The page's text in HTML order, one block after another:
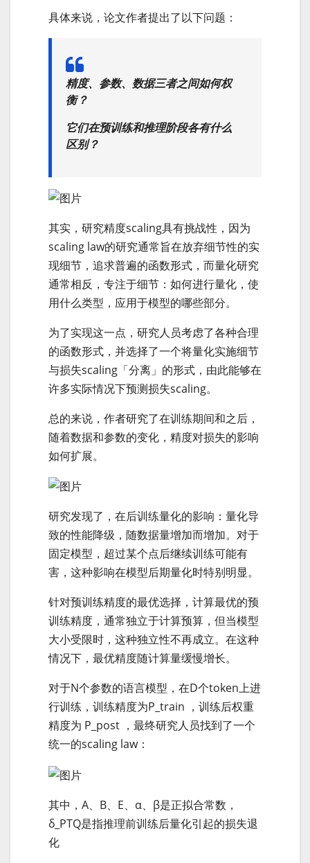
具体来说，论文作者提出了以下问题：
精度、参数、数据三者之间如何权
衡？
它们在预训练和推理阶段各有什么
区别？
其实，研究精度scaling具有挑战性，因为
scaling law的研究通常旨在放弃细节性的实
现细节，追求普遍的函数形式，而量化研究
通常相反，专注于细节：如何进行量化，使
用什么类型，应用于模型的哪些部分。
为了实现这一点，研究人员考虑了各种合理
的函数形式，并选择了一个将量化实施细节
与损失scaling「分离」的形式，由此能够在
许多实际情况下预测损失scaling。
总的来说，作者研究了在训练期间和之后，
随着数据和参数的变化，精度对损失的影响
如何扩展。
研究发现了，在后训练量化的影响：量化导
致的性能降级，随数据量增加而增加。对于
固定模型，超过某个点后继续训练可能有
害，这种影响在模型后期量化时特别明显。
针对预训练精度的最优选择，计算最优的预
训练精度，通常独立于计算预算，但当模型
大小受限时，这种独立性不再成立。在这种
情况下，最优精度随计算量缓慢增长。
对于N个参数的语言模型，在D个token上进
行训练，训练精度为P_train ，训练后权重
精度为 P_post ，最终研究人员找到了一个
统一的scaling law：
其中，A、B、E、α、β是正拟合常数，
δ_PTQ是指推理前训练后量化引起的损失退
化